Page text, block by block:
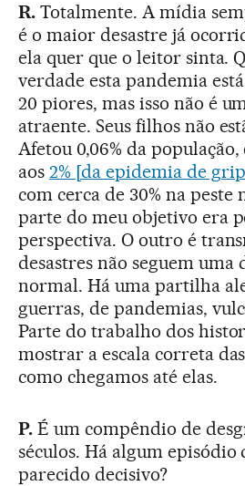
R. Totalmente. A mídia
é o maior desastre já
ela quer que o leitor sinta.
verdade esta pandemia
20 piores, mas isso não é
atraente. Seus filhos não
Afetou 0,06% da
aos 2% [da epidemia de
com cerca de 30% na peste
parte do meu objetivo era
perspectiva. O outro é
desastres não seguem uma
normal. Há uma partilha
guerras, de pandemias,
Parte do trabalho dos
mostrar a escala correta
como chegamos até elas.
P. É um compêndio de
séculos. Há algum episódio
parecido decisivo?